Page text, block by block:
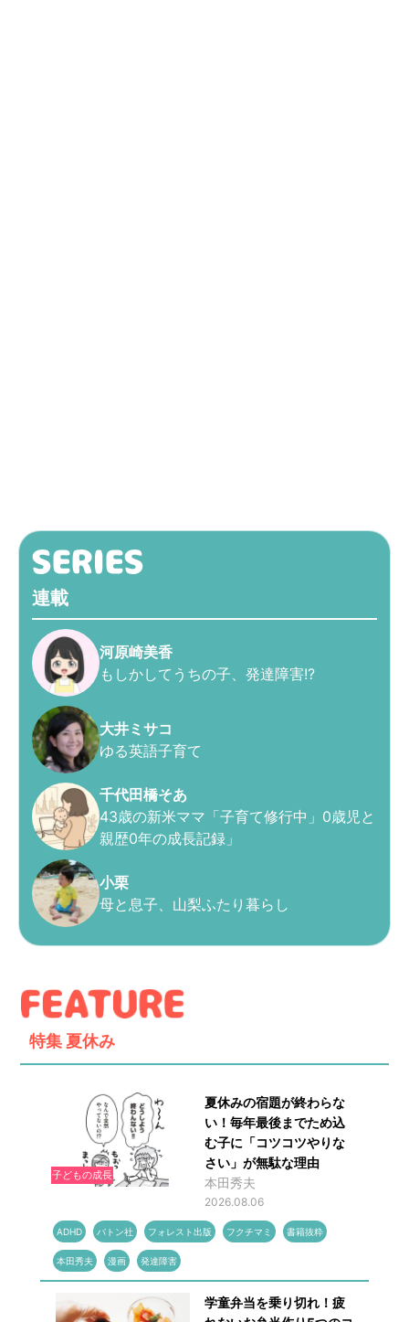
連載
河原崎美香
もしかしてうちの子、発達障害!?
大井ミサコ
ゆる英語子育て
千代田橋そあ
43歳の新米ママ「子育て修行中」0歳児と
親歴0年の成長記録」
小栗
母と息子、山梨ふたり暮らし
特集 夏休み
子どもの成長
夏休みの宿題が終わらな
い！毎年最後までため込
む子に「コツコツやりな
さい」が無駄な理由
本田秀夫
2026.08.06
ADHD バトン社 フォレスト出版 フクチマミ 書籍抜粋
本田秀夫 漫画 発達障害
学童弁当を乗り切れ！疲